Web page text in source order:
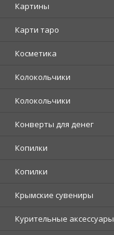
Картины
Карти таро
Косметика
Колокольчики
Колокольчики
Конверты для денег
Копилки
Копилки
Крымские сувениры
Курительные аксессуары